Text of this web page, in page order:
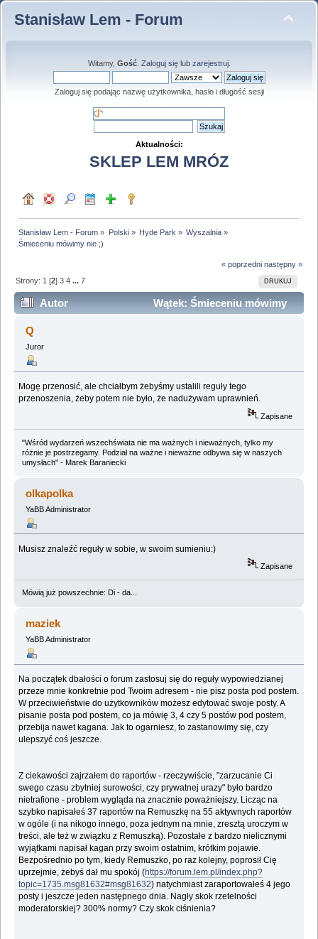
Stanisław Lem - Forum
Witamy, Gość. Zaloguj sięlub zarejestruj.
Zaloguj się podając nazwę użytkownika, hasło i długość sesji
Aktualności:
SKLEP LEM MRÓZ
Stanisław Lem - Forum » Polski» Hyde Park » Wyszalnia »
Śmieceniu mówimy nie ;)
« poprzedni następny »
DRUKUJ
Strony: 1 [2]3 4 ...7
Autor
Wątek: Śmieceniu mówimy
nie ;) (Przeczytany 275585 razy)
Q
Juror
Mogę przenosić, ale chciałbym żebyśmy ustalili reguły tego
przenoszenia, żeby potem nie było, że nadużywam uprawnień.
Zapisane
"Wśród wydarzeń wszechświata nie ma ważnych i nieważnych, tylko my
różnie je postrzegamy. Podział na ważne i nieważne odbywa się w naszych
umysłach" - Marek Baraniecki
olkapolka
YaBB Administrator
Musisz znaleźć reguły w sobie, w swoim sumieniu:)
Zapisane
Mówią już powszechnie: Di - da...
maziek
YaBB Administrator
Na początek dbałości o forum zastosuj się do reguły wypowiedzianej
przeze mnie konkretnie pod Twoim adresem - nie pisz posta pod postem.
W przeciwieństwie do użytkowników możesz edytować swoje posty. A
pisanie posta pod postem, co ja mówię 3, 4 czy 5 postów pod postem,
przebija nawet kagana. Jak to ogarniesz, to zastanowimy się, czy
ulepszyć coś jeszcze.
Z ciekawości zajrzałem do raportów - rzeczywiście, "zarzucanie Ci
swego czasu zbytniej surowości, czy prywatnej urazy" było bardzo
nietrafione - problem wygląda na znacznie poważniejszy. Licząc na
szybko napisałeś 37 raportów na Remuszkę na 55 aktywnych raportów
w ogóle (i na nikogo innego, poza jednym na mnie, zresztą uroczym w
treści, ale też w związku z Remuszką). Pozostałe z bardzo nielicznymi
wyjątkami napisał kagan przy swoim ostatnim, krótkim pojawie.
Bezpośrednio po tym, kiedy Remuszko, po raz kolejny, poprosił Cię
uprzejmie, żebyś dał mu spokój (https://forum.lem.pl/index.php?
topic=1735.msg81632#msg81632) natychmiast zaraportowałeś 4 jego
posty i jeszcze jeden następnego dnia. Nagły skok rzetelności
moderatorskiej? 300% normy? Czy skok ciśnienia?